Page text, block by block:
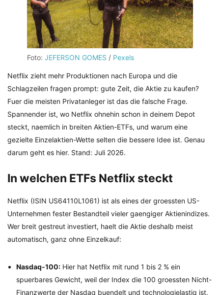
Foto: JEFERSON GOMES / Pexels
Netflix zieht mehr Produktionen nach Europa und die
Schlagzeilen fragen prompt: gute Zeit, die Aktie zu kaufen?
Fuer die meisten Privatanleger ist das die falsche Frage.
Spannender ist, wo Netflix ohnehin schon in deinem Depot
steckt, naemlich in breiten Aktien-ETFs, und warum eine
gezielte Einzelaktien-Wette selten die bessere Idee ist. Genau
darum geht es hier. Stand: Juli 2026.
In welchen ETFs Netflix steckt
Netflix (ISIN US64110L1061) ist als eines der groessten US-
Unternehmen fester Bestandteil vieler gaengiger Aktienindizes.
Wer breit gestreut investiert, haelt die Aktie deshalb meist
automatisch, ganz ohne Einzelkauf:
Nasdaq-100: Hier hat Netflix mit rund 1 bis 2 % ein
spuerbares Gewicht, weil der Index die 100 groessten Nicht-
Finanzwerte der Nasdaq buendelt und technologielastig ist.